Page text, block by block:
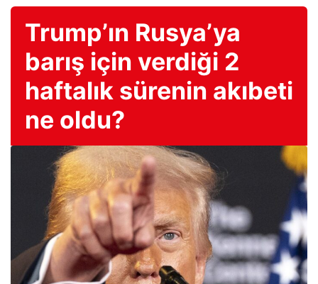
Trump’ın Rusya’ya
barış için verdiği 2
haftalık sürenin akıbeti
ne oldu?